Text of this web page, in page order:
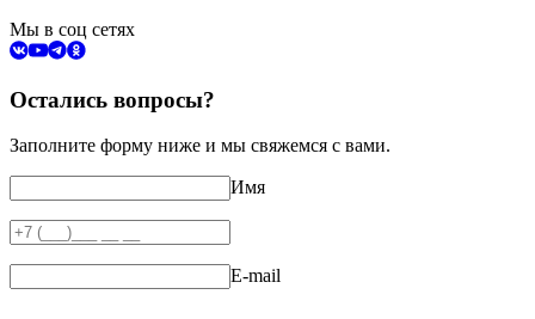
Мы в соц сетях
Остались вопросы?
Заполните форму ниже и мы свяжемся с вами.
Имя
E-mail